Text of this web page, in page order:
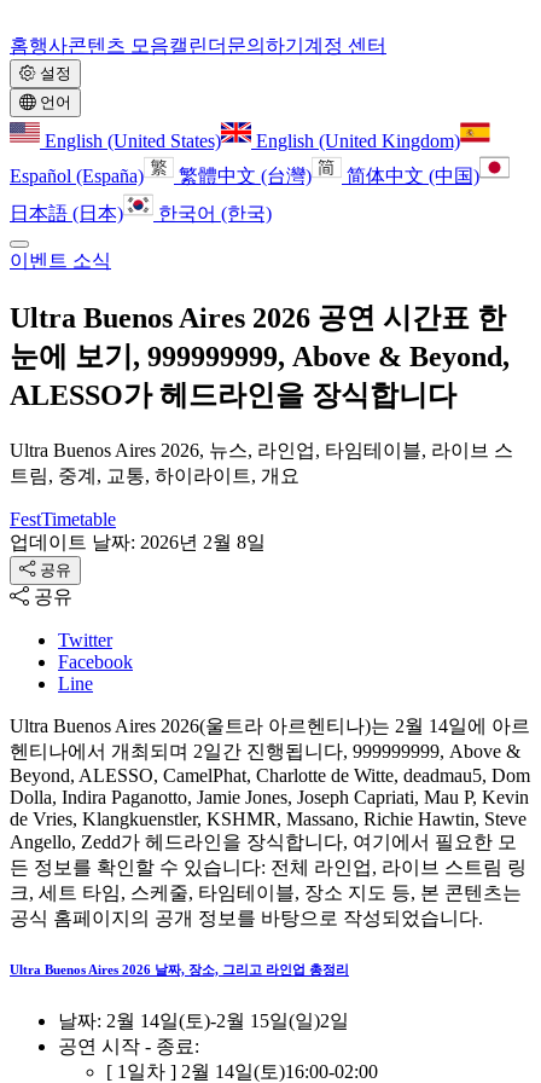
홈행사콘텐츠 모음캘린더 문의하기 계정 센터
설정
언어
English (United States)
English (United Kingdom)
Español (España)
繁體中文 (台灣)
简体中文 (中国)
日本語 (日本)
한국어 (한국)
이벤트 소식
Ultra Buenos Aires 2026 공연 시간표 한
눈에 보기, 999999999, Above & Beyond,
ALESSO가 헤드라인을 장식합니다
Ultra Buenos Aires 2026, 뉴스, 라인업, 타임테이블, 라이브 스
트림, 중계, 교통, 하이라이트, 개요
FestTimetable
업데이트 날짜: 2026년 2월 8일
공유
공유
Twitter
Facebook
Line
Ultra Buenos Aires 2026(울트라 아르헨티나)는 2월 14일에 아르
헨티나에서 개최되며 2일간 진행됩니다, 999999999, Above &
Beyond, ALESSO, CamelPhat, Charlotte de Witte, deadmau5, Dom
Dolla, Indira Paganotto, Jamie Jones, Joseph Capriati, Mau P, Kevin
de Vries, Klangkuenstler, KSHMR, Massano, Richie Hawtin, Steve
Angello, Zedd가 헤드라인을 장식합니다, 여기에서 필요한 모
든 정보를 확인할 수 있습니다: 전체 라인업, 라이브 스트림 링
크, 세트 타임, 스케줄, 타임테이블, 장소 지도 등, 본 콘텐츠는
공식 홈페이지의 공개 정보를 바탕으로 작성되었습니다.
Ultra Buenos Aires 2026 날짜, 장소, 그리고 라인업 총정리
날짜: 2월 14일(토)-2월 15일(일)2일
공연 시작 - 종료:
[ 1일차 ] 2월 14일(토)16:00-02:00